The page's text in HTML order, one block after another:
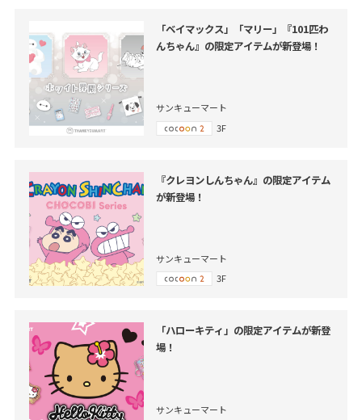
「ベイマックス」「マリー」『101匹わ
んちゃん』の限定アイテムが新登場！
サンキューマート
3F
『クレヨンしんちゃん』の限定アイテム
が新登場！
サンキューマート
3F
「ハローキティ」の限定アイテムが新登
場！
サンキューマート